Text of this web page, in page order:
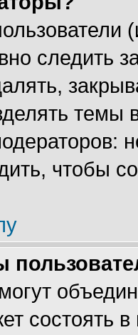
следить
темы
чтобы
состоять